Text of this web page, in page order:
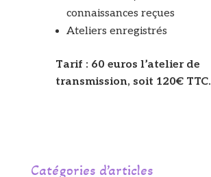
connaissances reçues
Ateliers enregistrés
Tarif : 60 euros l’atelier de
transmission, soit 120€ TTC.
Catégories d’articles